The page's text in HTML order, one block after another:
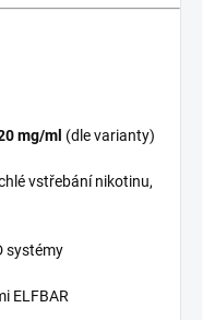
mg/ml (dle varianty)
vstřebání nikotinu,
systémy
ELFBAR